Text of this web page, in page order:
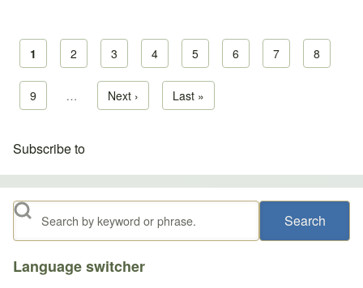
Pagination
Current page
1 Page
2 Page
3 Page
4 Page
5 Page
6 Page
7 Page
8
Page
9 … Next page
Next › Last page
Last »
Subscribe to
Search
Language switcher